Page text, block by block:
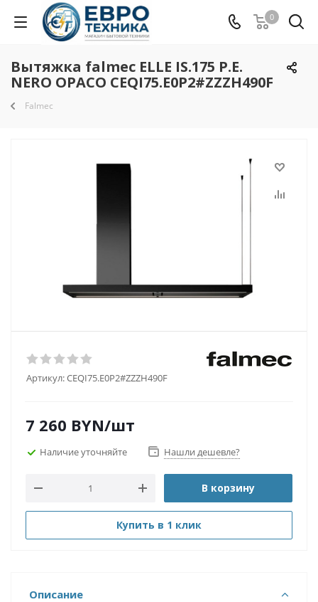
0
Вытяжка falmec ELLE IS.175 P.E.
NERO OPACO CEQI75.E0P2#ZZZH490F
Falmec
Артикул:CEQI75.E0P2#ZZZH490F
7 260 BYN/шт
Наличие уточняйте Нашли дешевле?
В корзину
Купить в 1 клик
Описание